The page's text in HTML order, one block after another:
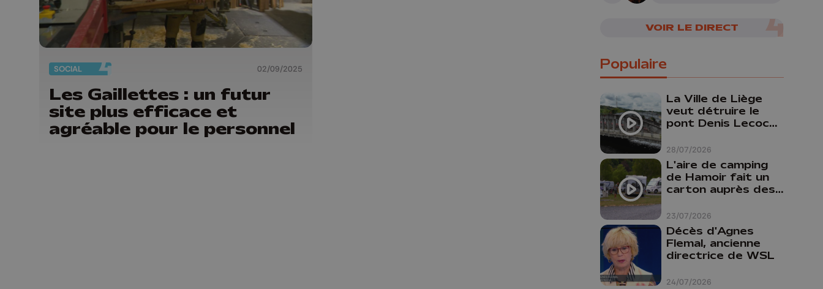
SOCIAL 02/09/2025
Les Gaillettes : un futur
site plus efficace et
agréable pour le personnel
VOIR LE DIRECT
Populaire
28/07/2026
La Ville de Liège
veut détruire le
pont Denis Lecocq
budget pour le
faire
23/07/2026
L'aire de camping
de Hamoir fait un
carton auprès des
24/07/2026
Décès d'Agnes
Flemal, ancienne
directrice de WSL